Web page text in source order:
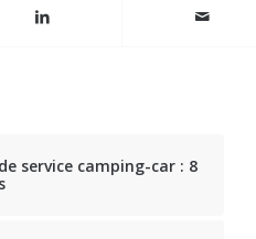
service camping-car : 8